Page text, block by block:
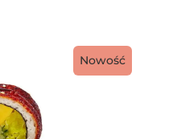
Nowość